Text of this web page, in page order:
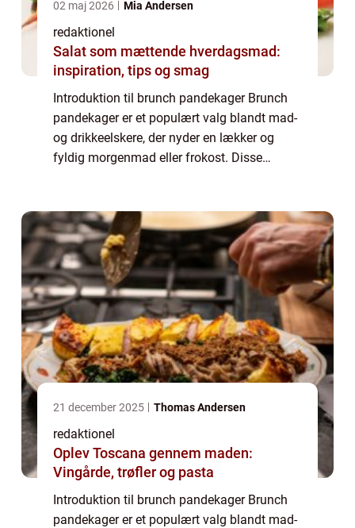
02 maj 2026 Mia Andersen
redaktionel
Salat som mættende hverdagsmad:
inspiration, tips og smag
Introduktion til brunch pandekager Brunch
pandekager er et populært valg blandt mad-
og drikkeelskere, der nyder en lækker og
fyldig morgenmad eller frokost. Disse
perf...
21 december 2025 Thomas Andersen
redaktionel
Oplev Toscana gennem maden:
Vingårde, trøfler og pasta
Introduktion til brunch pandekager Brunch
pandekager er et populært valg blandt mad-